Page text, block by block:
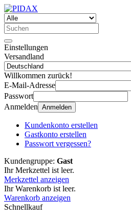
Einstellungen
Versandland
Willkommen zurück!
E-Mail-Adresse
Passwort
Anmelden Anmelden
Kundenkonto erstellen
Gastkonto erstellen
Passwort vergessen?
Kundengruppe: Gast
Ihr Merkzettel ist leer.
Merkzettel anzeigen
Ihr Warenkorb ist leer.
Warenkorb anzeigen
Schnellkauf